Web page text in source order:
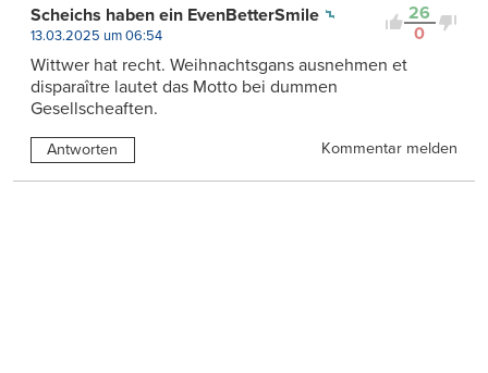
26
0
Scheichs haben ein EvenBetterSmile
13.03.2025 um 06:54
Wittwer hat recht. Weihnachtsgans ausnehmen et
disparaître lautet das Motto bei dummen
Gesellscheaften.
Antworten Kommentar melden